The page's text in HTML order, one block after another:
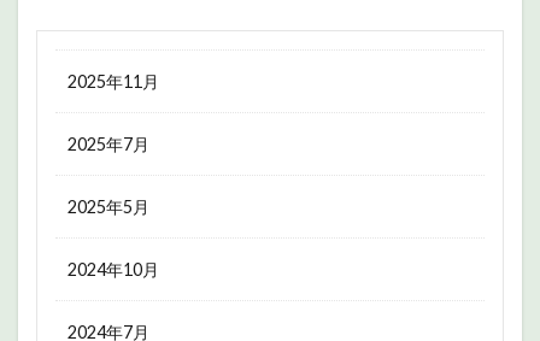
2025年11月
2025年7月
2025年5月
2024年10月
2024年7月